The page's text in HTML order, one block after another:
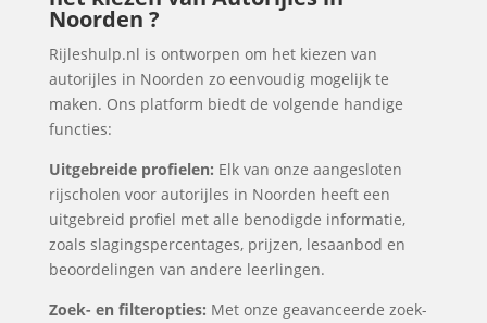
Noorden ?
Rijleshulp.nl is ontworpen om het kiezen van
autorijles in Noorden zo eenvoudig mogelijk te
maken. Ons platform biedt de volgende handige
functies:
Uitgebreide profielen: Elk van onze aangesloten
rijscholen voor autorijles in Noorden heeft een
uitgebreid profiel met alle benodigde informatie,
zoals slagingspercentages, prijzen, lesaanbod en
beoordelingen van andere leerlingen.
Zoek- en filteropties: Met onze geavanceerde zoek-